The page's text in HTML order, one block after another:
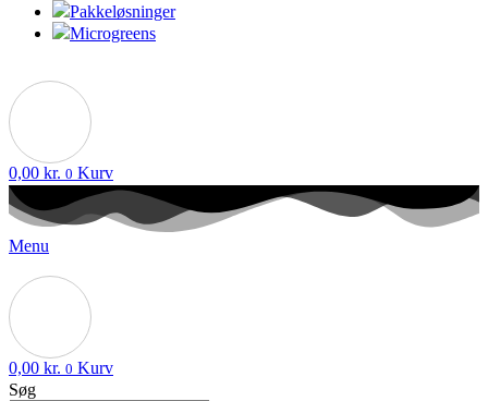
Pakkeløsninger
Microgreens
0,00 kr. 0 Kurv
Menu
0,00 kr. 0 Kurv
Søg